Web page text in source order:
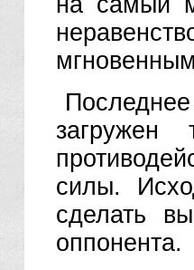
загружен
силы.
сделать
оппонента.